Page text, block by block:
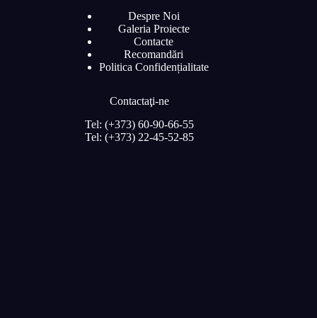
Despre Noi
Galeria Proiecte
Contacte
Recomandări
Politica Confidențialitate
Contactaţi-ne
Tel: (+373) 60-90-66-55
Tel: (+373) 22-45-52-85